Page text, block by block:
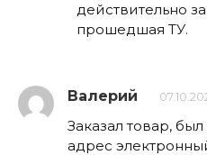
действительно
прошедшая ТУ.
Валерий
Заказал товар,
адрес